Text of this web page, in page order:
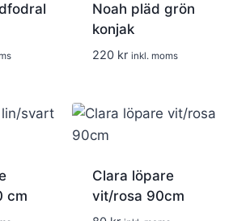
Noah pläd grön
konjak
220 kr inkl. moms
cm
Clara löpare
vit/rosa 90cm